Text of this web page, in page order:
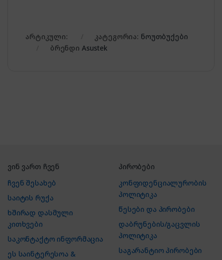
არტიკული: კატეგორია: ნოუთბუქები
ბრენდი Asustek
ვინ ვართ ჩვენ
ჩვენ შესახებ
საიტის რუქა
ხშირად დასმული
კითხვები
საკონტაქტო ინფორმაცია
ეს საინტერესოა &
პირობები
კონფიდენციალურობის
პოლიტიკა
წესები და პირობები
დაბრუნების/გაცვლის
პოლიტიკა
საგარანტიო პირობები